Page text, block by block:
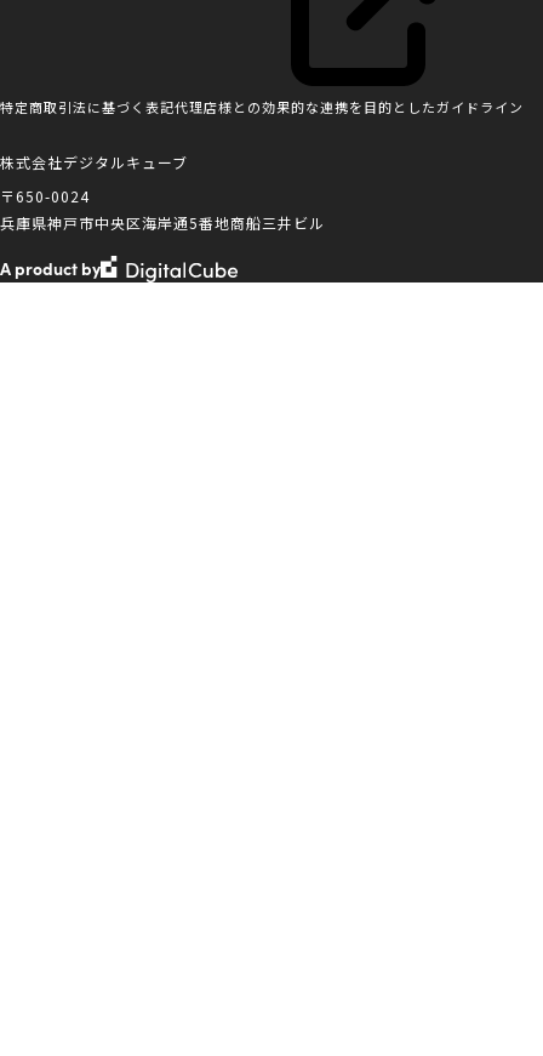
特定商取引法に基づく表記代理店様との効果的な連携を目的としたガイドライン
株式会社デジタルキューブ
〒650-0024
兵庫県神戸市中央区海岸通5番地商船三井ビル
A product by